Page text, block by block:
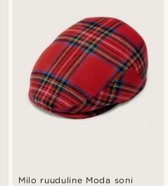
Milo ruuduline Moda soni